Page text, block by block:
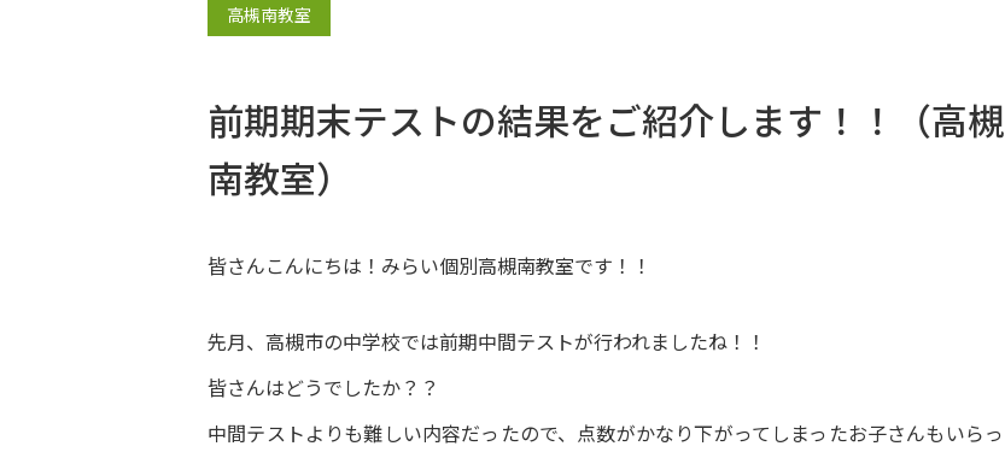
高槻南教室
前期期末テストの結果をご紹介します！！（高槻
南教室）
皆さんこんにちは！みらい個別高槻南教室です！！
先月、高槻市の中学校では前期中間テストが行われましたね！！
皆さんはどうでしたか？？
中間テストよりも難しい内容だったので、点数がかなり下がってしまったお子さんもいらっ